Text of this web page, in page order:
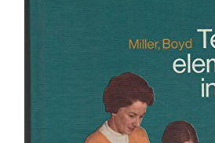
Verkäufer werden
SCHLIESSEN